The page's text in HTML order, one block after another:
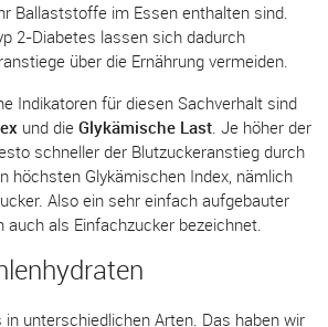
Ballaststoffe im Essen enthalten sind.
2-Diabetes lassen sich dadurch
über die Ernährung vermeiden.
Indikatoren für diesen Sachverhalt sind
und die Glykämische Last. Je höher der
schneller der Blutzuckeranstieg durch
höchsten Glykämischen Index, nämlich
Also ein sehr einfach aufgebauter
auch als Einfachzucker bezeichnet.
in unterschiedlichen Arten. Das haben wir